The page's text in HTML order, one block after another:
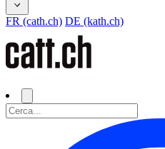
FR (cath.ch) DE (kath.ch)